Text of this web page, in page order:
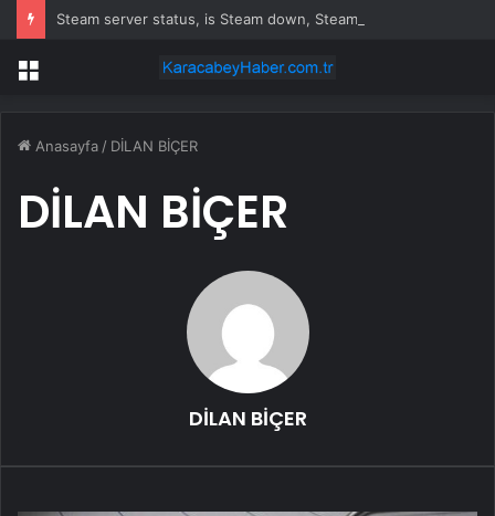
Menü
Anasayfa / DİLAN BİÇER
DİLAN BİÇER
DİLAN BİÇER